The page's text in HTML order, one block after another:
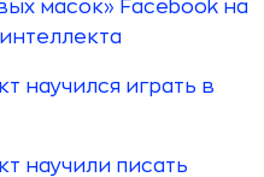
масок» Facebook на
научился играть в
научили писать